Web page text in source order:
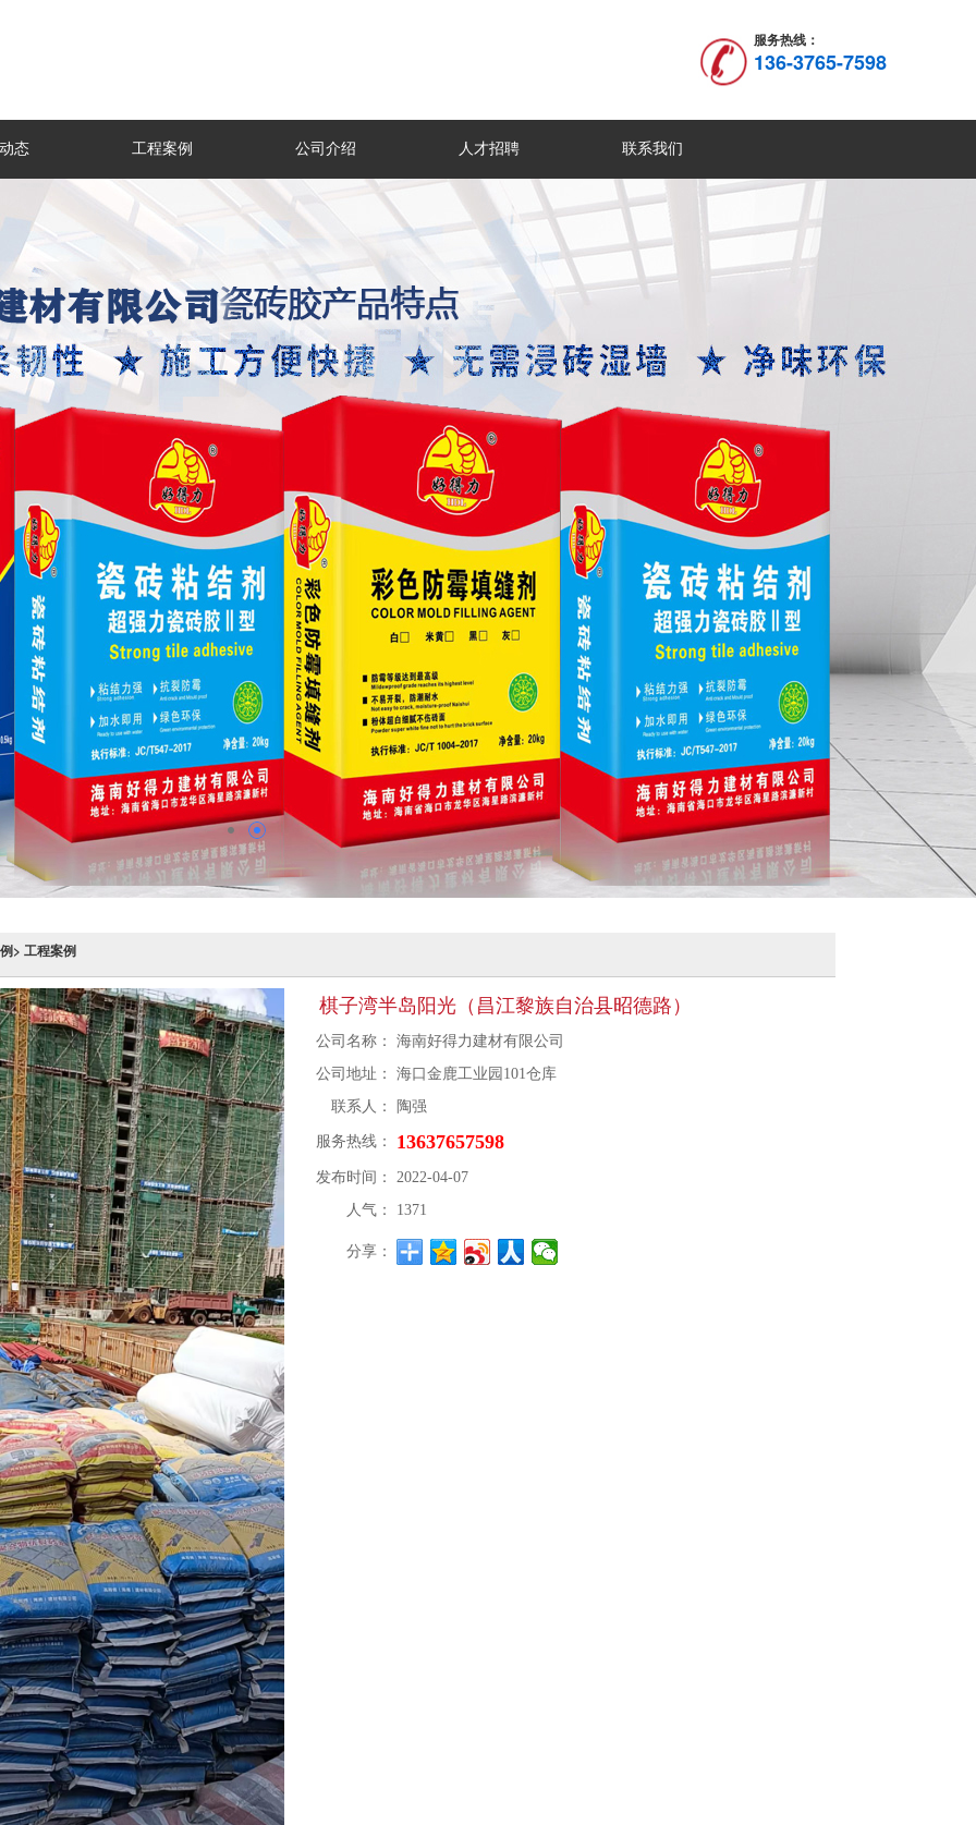
服务热线：
136-3765-7598
态 工程案例 公司介绍 人才招聘 联系我们
> 工程案例
棋子湾半岛阳光（昌江黎族自治县昭德路）
公司名称：
海南好得力建材有限公司
公司地址：
海口金鹿工业园101仓库
联系人：
陶强
服务热线： 13637657598
发布时间：
2022-04-07
人气：
1371
分享：